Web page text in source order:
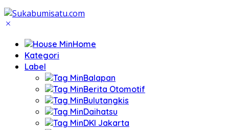
Home
Kategori
Label
Balapan
Berita Otomotif
Bulutangkis
Daihatsu
DKI Jakarta